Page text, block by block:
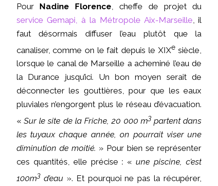
Pour Nadine Florence , cheffe de projet du
service Gemapi, à la Métropole Aix-Marseille , il
faut désormais diffuser l’eau plutôt que la
canaliser, comme on le fait depuis le XIXe siècle,
lorsque le canal de Marseille a acheminé l’eau de
la Durance jusqu’ici. Un bon moyen serait de
déconnecter les gouttières, pour que les eaux
pluviales n’engorgent plus le réseau d’évacuation.
« Sur le site de la Friche, 20 000 m3partent dans
les tuyaux chaque année, on pourrait viser une
diminution de moitié. » Pour bien se représenter
ces quantités, elle précise : «une piscine, c’est
100m3d’eau ». Et pourquoi ne pas la récupérer,